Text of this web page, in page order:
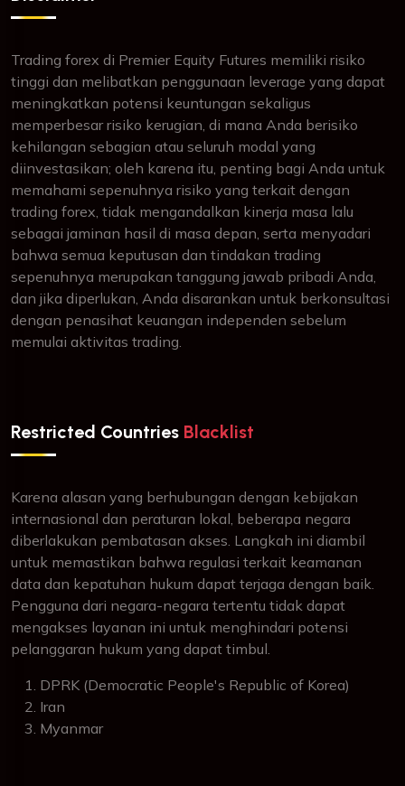
Trading forex di Premier Equity Futures memiliki risiko
tinggi dan melibatkan penggunaan leverage yang dapat
meningkatkan potensi keuntungan sekaligus
memperbesar risiko kerugian, di mana Anda berisiko
kehilangan sebagian atau seluruh modal yang
diinvestasikan; oleh karena itu, penting bagi Anda untuk
memahami sepenuhnya risiko yang terkait dengan
trading forex, tidak mengandalkan kinerja masa lalu
sebagai jaminan hasil di masa depan, serta menyadari
bahwa semua keputusan dan tindakan trading
sepenuhnya merupakan tanggung jawab pribadi Anda,
dan jika diperlukan, Anda disarankan untuk berkonsultasi
dengan penasihat keuangan independen sebelum
memulai aktivitas trading.
Restricted Countries Blacklist
Karena alasan yang berhubungan dengan kebijakan
internasional dan peraturan lokal, beberapa negara
diberlakukan pembatasan akses. Langkah ini diambil
untuk memastikan bahwa regulasi terkait keamanan
data dan kepatuhan hukum dapat terjaga dengan baik.
Pengguna dari negara-negara tertentu tidak dapat
mengakses layanan ini untuk menghindari potensi
pelanggaran hukum yang dapat timbul.
DPRK (Democratic People's Republic of Korea)
Iran
Myanmar